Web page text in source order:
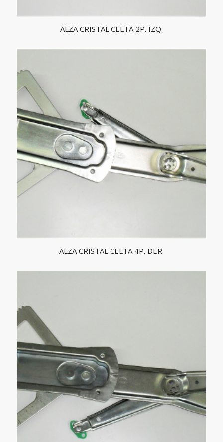
ALZA CRISTAL CELTA 2P. IZQ.
ALZA CRISTAL CELTA 4P. DER.